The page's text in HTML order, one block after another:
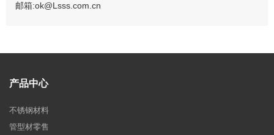
邮箱:ok@Lsss.com.cn
产品中心
不锈钢材料
管型材零售